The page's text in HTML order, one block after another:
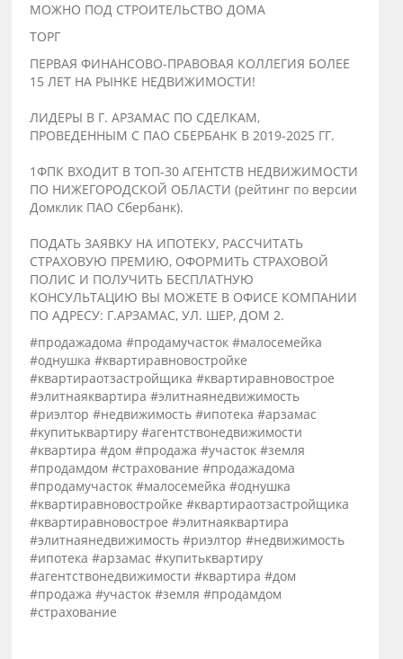
МОЖНО ПОД СТРОИТЕЛЬСТВО ДОМА
ТОРГ
ПЕРВАЯ ФИНАНСОВО-ПРАВОВАЯ КОЛЛЕГИЯ БОЛЕЕ
15 ЛЕТ НА РЫНКЕ НЕДВИЖИМОСТИ!
ЛИДЕРЫ В Г. АРЗАМАС ПО СДЕЛКАМ,
ПРОВЕДЕННЫМ С ПАО СБЕРБАНК В 2019-2025 ГГ.
1ФПК ВХОДИТ В ТОП-30 АГЕНТСТВ НЕДВИЖИМОСТИ
ПО НИЖЕГОРОДСКОЙ ОБЛАСТИ (рейтинг по версии
Домклик ПАО Сбербанк).
ПОДАТЬ ЗАЯВКУ НА ИПОТЕКУ, РАССЧИТАТЬ
СТРАХОВУЮ ПРЕМИЮ, ОФОРМИТЬ СТРАХОВОЙ
ПОЛИС И ПОЛУЧИТЬ БЕСПЛАТНУЮ
КОНСУЛЬТАЦИЮ ВЫ МОЖЕТЕ В ОФИСЕ КОМПАНИИ
ПО АДРЕСУ: Г.АРЗАМАС, УЛ. ШЕР, ДОМ 2.
#продажадома #продамучасток #малосемейка
#однушка #квартиравновостройке
#квартираотзастройщика #квартиравновострое
#элитнаяквартира #элитнаянедвижимость
#риэлтор #недвижимость #ипотека #арзамас
#купитьквартиру #агентствонедвижимости
#квартира #дом #продажа #участок #земля
#продамдом #страхование #продажадома
#продамучасток #малосемейка #однушка
#квартиравновостройке #квартираотзастройщика
#квартиравновострое #элитнаяквартира
#элитнаянедвижимость #риэлтор #недвижимость
#ипотека #арзамас #купитьквартиру
#агентствонедвижимости #квартира #дом
#продажа #участок #земля #продамдом
#страхование